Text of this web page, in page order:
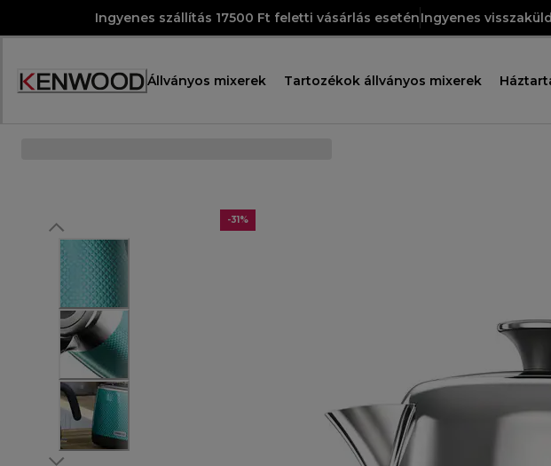
Ingyenes szállítás 17500 Ft feletti vásárlás eseténIngyenes
Accessibility
Állványos mixerek Tartozékok állványos mixerek
-31%